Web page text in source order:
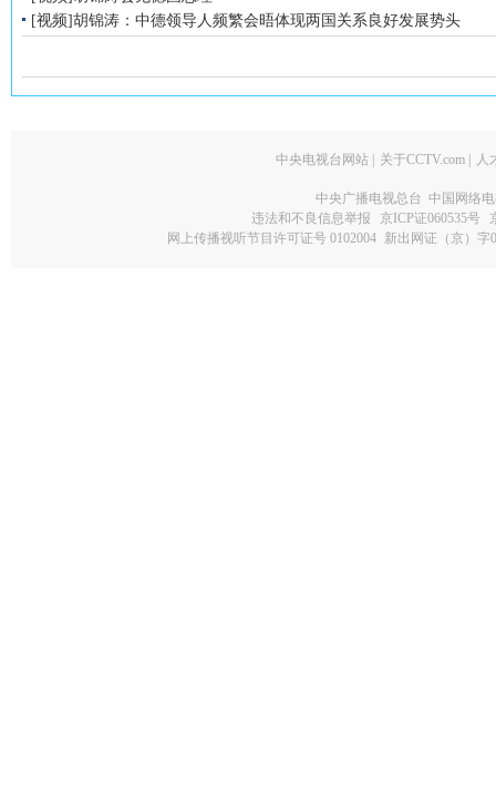
[视频]胡锦涛：中德领导人频繁会晤体现两国关系良好发展势头
中央电视台网站 关于CCTV.com 人
中央广播电视总台 中国网络
违法和不良信息举报
京ICP证060535号
网上传播视听节目许可证号 0102004 新出网证（京）